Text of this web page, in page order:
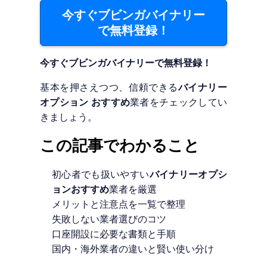
今すぐブビンガバイナリー
で無料登録！
今すぐブビンガバイナリーで無料登録！
基本を押さえつつ、信頼できるバイナリー
オプション おすすめ業者をチェックしてい
きましょう。
この記事でわかること
初心者でも扱いやすいバイナリーオプシ
ョンおすすめ業者を厳選
メリットと注意点を一覧で整理
失敗しない業者選びのコツ
口座開設に必要な書類と手順
国内・海外業者の違いと賢い使い分け